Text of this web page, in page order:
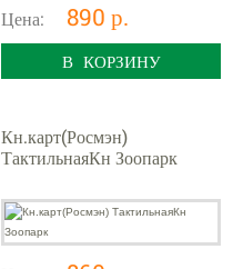
Цена: 890 р.
В КОРЗИНУ
Кн.карт(Росмэн)
ТактильнаяКн Зоопарк